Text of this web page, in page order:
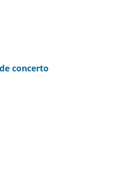
concerto